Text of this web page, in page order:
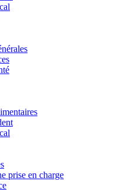
prise en charge